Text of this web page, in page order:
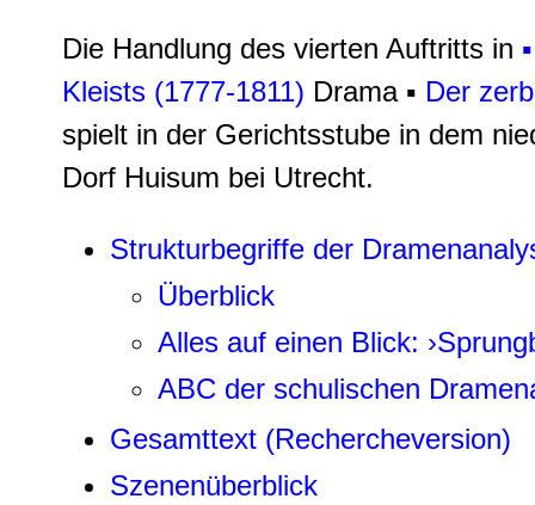
Die Handlung des vierten Auftritts in
Kleists (1777-1811) Drama ▪ Der
spielt in der Gerichtsstube in dem
Dorf Huisum bei Utrecht.
Strukturbegriffe der
Überblick
Alles auf einen Blick:
ABC der schulischen
Gesamttext (Rechercheversion)
Szenenüberblick